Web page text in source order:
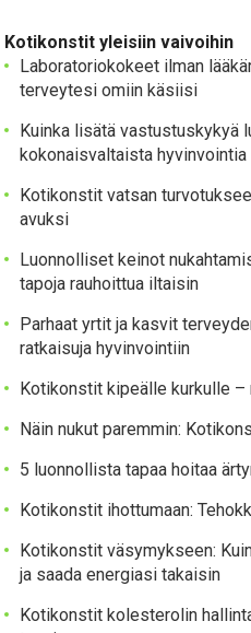
Kotikonstit yleisiin vaivoihin
Laboratoriokokeet ilman
terveytesi omiin käsiisi
Kuinka lisätä vastustuskykyä
kokonaisvaltaista hyvinvointia
Kotikonstit vatsan
avuksi
Luonnolliset keinot
tapoja rauhoittua iltaisin
Parhaat yrtit ja kasvit
ratkaisuja hyvinvointiin
Kotikonstit kipeälle kurkulle –
Näin nukut paremmin:
5 luonnollista tapaa hoitaa
Kotikonstit ihottumaan:
Kotikonstit väsymykseen:
ja saada energiasi takaisin
Kotikonstit kolesterolin